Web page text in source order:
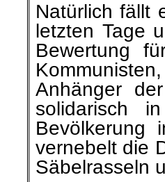
Natürlich fällt
letzten Tage
Bewertung
Anhänger
solidarisch
Bevölkerung
vernebelt die
Säbelrasseln